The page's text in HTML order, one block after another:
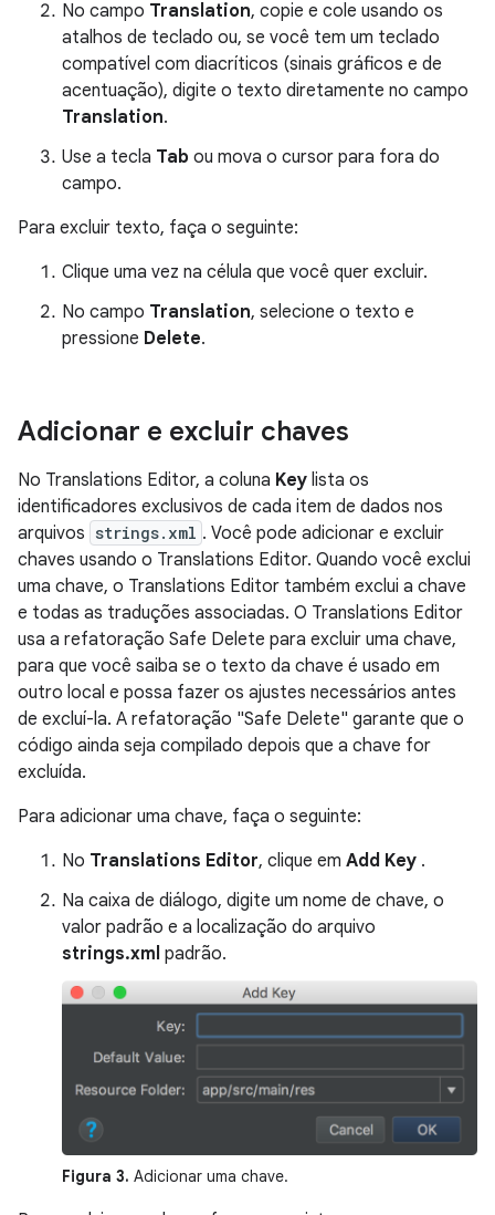
No campo Translation, copie e cole usando os
atalhos de teclado ou, se você tem um teclado
compatível com diacríticos (sinais gráficos e de
acentuação), digite o texto diretamente no campo
Translation.
Use a tecla Tab ou mova o cursor para fora do
campo.
Para excluir texto, faça o seguinte:
Clique uma vez na célula que você quer excluir.
No campo Translation, selecione o texto e
pressione Delete.
Adicionar e excluir chaves
No Translations Editor, a coluna Key lista os
identificadores exclusivos de cada item de dados nos
arquivos strings.xml . Você pode adicionar e excluir
chaves usando o Translations Editor. Quando você exclui
uma chave, o Translations Editor também exclui a chave
e todas as traduções associadas. O Translations Editor
usa a refatoração Safe Delete para excluir uma chave,
para que você saiba se o texto da chave é usado em
outro local e possa fazer os ajustes necessários antes
de excluí-la. A refatoração "Safe Delete" garante que o
código ainda seja compilado depois que a chave for
excluída.
Para adicionar uma chave, faça o seguinte:
No Translations Editor, clique em Add Key .
Na caixa de diálogo, digite um nome de chave, o
valor padrão e a localização do arquivo
strings.xml padrão.
Figura 3. Adicionar uma chave.